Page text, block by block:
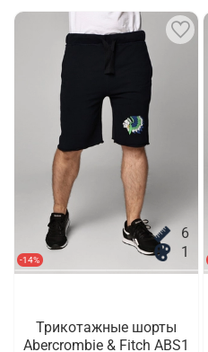
-14%
6
1
Трикотажные шорты
Abercrombie & Fitch ABS1